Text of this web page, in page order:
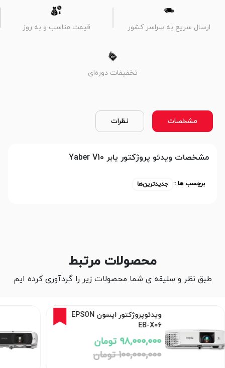
ارسال سریع به سراسر کشور قیمت مناسب و به روز
تخفیفات دوره‌ای
مشخصات نظرات
مشخصات ویدئو پروژکتور یابر Yaber V10
برچسب ها : جدیدترین‌ها
محصولات مرتبط
طبق نظر و سلیقه ی شما محصولات زیر را گردآوری کرده ایم
ویدئوپروژکتور اپسون EPSON
EB-X06
98,000,000 تومان
100,000,000 تومان